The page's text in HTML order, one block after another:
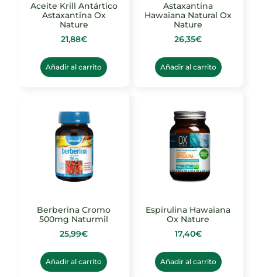
Aceite Krill Antártico
Astaxantina Ox
Nature
21,88€
Añadir al carrito
Astaxantina
Hawaiana Natural Ox
Nature
26,35€
Añadir al carrito
Berberina Cromo
500mg Naturmil
25,99€
Añadir al carrito
Espirulina Hawaiana
Ox Nature
17,40€
Añadir al carrito